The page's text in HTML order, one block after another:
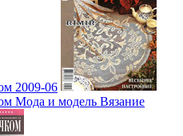
2009-06
Мода и модель Вязание